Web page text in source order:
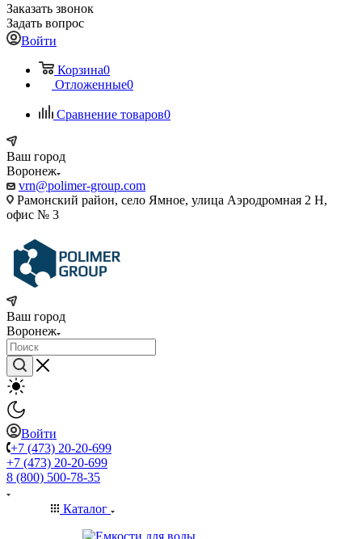
Заказать звонок
Задать вопрос
Войти
Корзина0
Отложенные0
Сравнение товаров0
Ваш город
Воронеж
vrn@polimer-group.com
Рамонский район, село Ямное, улица Аэродромная 2 Н,
офис № 3
Ваш город
Воронеж
Войти
+7 (473) 20-20-699
+7 (473) 20-20-699
8 (800) 500-78-35
Каталог